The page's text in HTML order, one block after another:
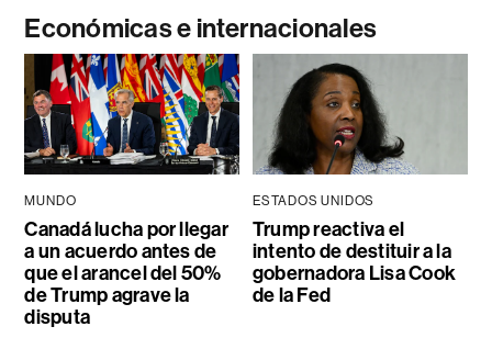
Económicas e internacionales
MUNDO
Canadá lucha por llegar
a un acuerdo antes de
que el arancel del 50%
de Trump agrave la
disputa
ESTADOS UNIDOS
Trump reactiva el
intento de destituir a la
gobernadora Lisa Cook
de la Fed